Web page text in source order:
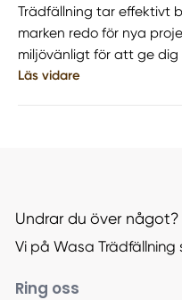
Trädfällning tar effektivt
marken redo för nya
miljövänligt för att ge
Läs vidare
Undrar du över något?
Vi på Wasa
Ring oss